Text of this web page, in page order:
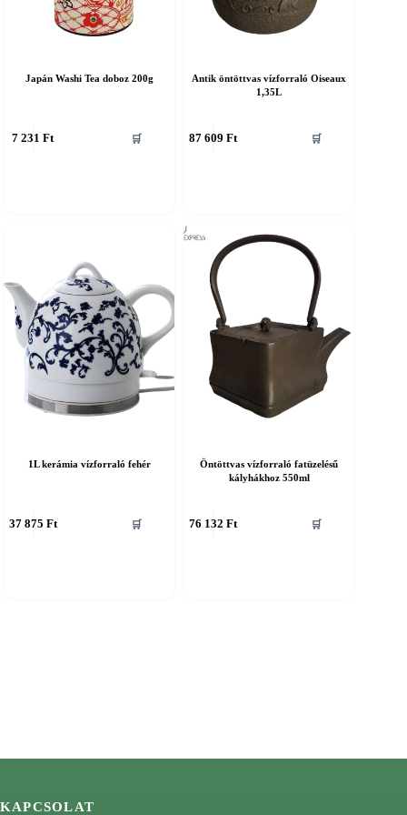
Japán Washi Tea doboz 200g
7 231Ft 🛒
Antik öntöttvas vízforraló Oiseaux
1,35L
87 609 Ft 🛒
1L kerámia vízforraló fehér
37 875 Ft 🛒
Öntöttvas vízforraló fatüzelésű
kályhákhoz 550ml
76 132 Ft 🛒
KAPCSOLAT